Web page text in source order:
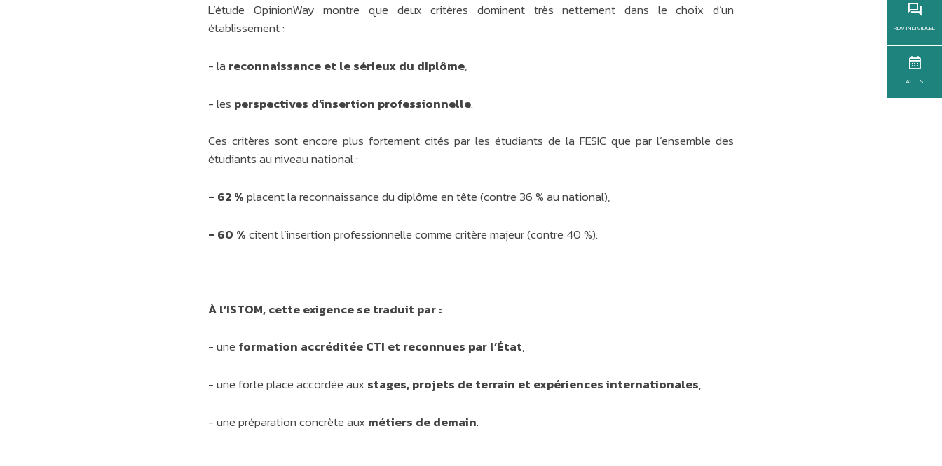
RDV INDIVIDUEL
ACTUS
L’étude OpinionWay montre que deux critères dominent très nettement dans le choix d’un
établissement :
- la reconnaissance et le sérieux du diplôme,
- les perspectives d’insertion professionnelle.
Ces critères sont encore plus fortement cités par les étudiants de la FESIC que par l’ensemble des
étudiants au niveau national :
- 62 %placent la reconnaissance du diplôme en tête (contre 36 % au national),
- 60 %citent l’insertion professionnelle comme critère majeur (contre 40 %).
À l’ISTOM, cette exigence se traduit par :
- une formation accréditée CTI et reconnues par l’État,
- une forte place accordée aux stages, projets de terrain et expériences internationales,
- une préparation concrète aux métiers de demain.